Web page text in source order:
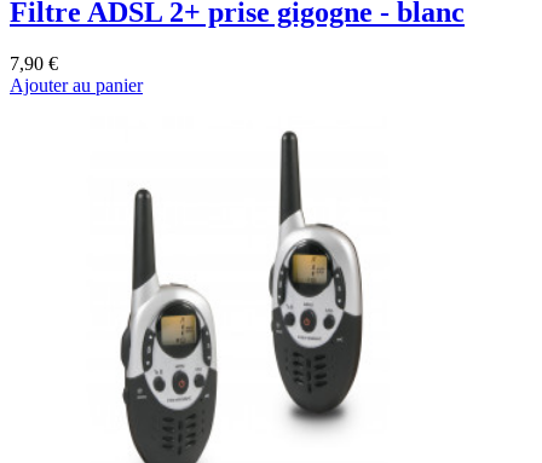
Filtre ADSL 2+ prise gigogne - blanc
7,90 €
Ajouter au panier